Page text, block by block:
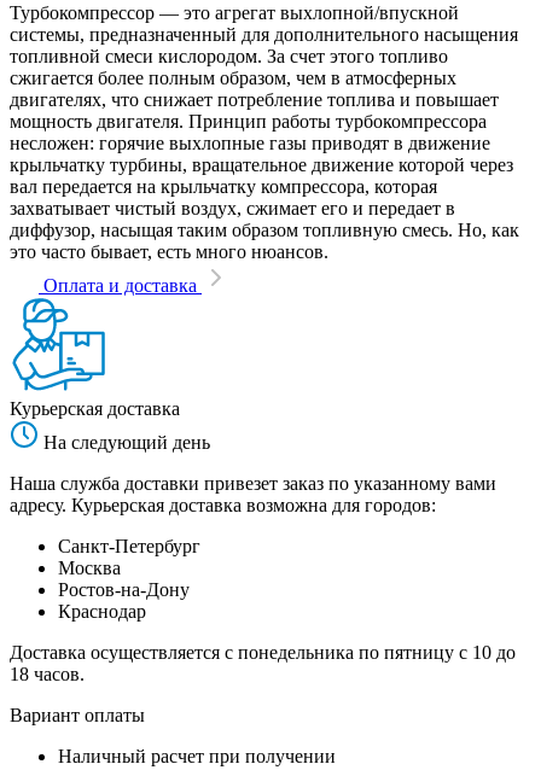
Турбокомпрессор — это агрегат выхлопной/впускной
системы, предназначенный для дополнительного насыщения
топливной смеси кислородом. За счет этого топливо
сжигается более полным образом, чем в атмосферных
двигателях, что снижает потребление топлива и повышает
мощность двигателя. Принцип работы турбокомпрессора
несложен: горячие выхлопные газы приводят в движение
крыльчатку турбины, вращательное движение которой через
вал передается на крыльчатку компрессора, которая
захватывает чистый воздух, сжимает его и передает в
диффузор, насыщая таким образом топливную смесь. Но, как
это часто бывает, есть много нюансов.
Оплата и доставка
Курьерская доставка
На следующий день
Наша служба доставки привезет заказ по указанному вами
адресу. Курьерская доставка возможна для городов:
Санкт-Петербург
Москва
Ростов-на-Дону
Краснодар
Доставка осуществляется с понедельника по пятницу с 10 до
18 часов.
Вариант оплаты
Наличный расчет при получении